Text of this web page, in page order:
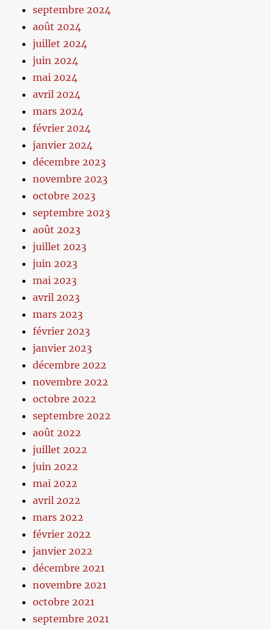
septembre 2024
août 2024
juillet 2024
juin 2024
mai 2024
avril 2024
mars 2024
février 2024
janvier 2024
décembre 2023
novembre 2023
octobre 2023
septembre 2023
août 2023
juillet 2023
juin 2023
mai 2023
avril 2023
mars 2023
février 2023
janvier 2023
décembre 2022
novembre 2022
octobre 2022
septembre 2022
août 2022
juillet 2022
juin 2022
mai 2022
avril 2022
mars 2022
février 2022
janvier 2022
décembre 2021
novembre 2021
octobre 2021
septembre 2021